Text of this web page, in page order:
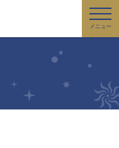
メニュー